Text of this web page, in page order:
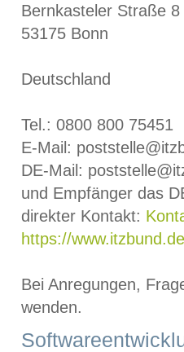
Bernkasteler Straße 8
53175 Bonn
Deutschland
Tel.: 0800 800 75451
E-Mail:
DE-Mail:
und Empfänger das
direkter Kontakt:
https://
Bei Anregungen,
wenden.